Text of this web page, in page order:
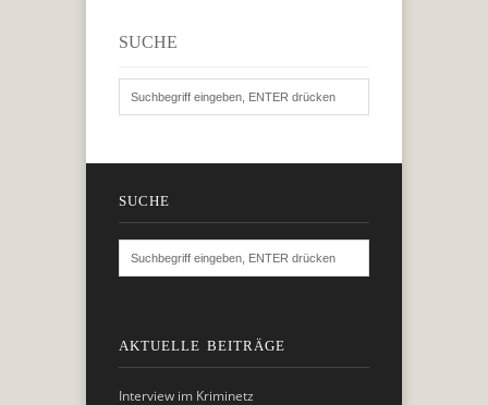
SUCHE
SUCHE
AKTUELLE BEITRÄGE
Interview im Kriminetz